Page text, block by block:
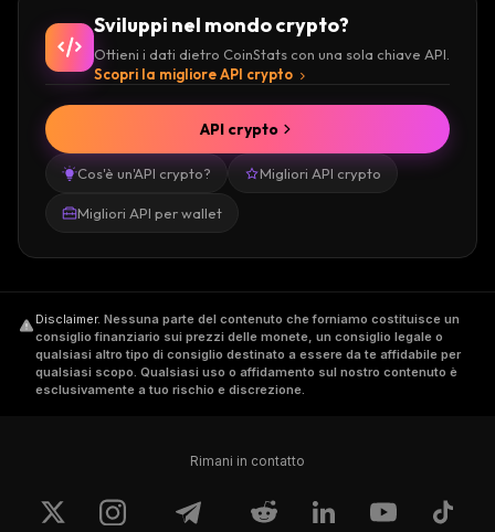
Sviluppi nel mondo crypto?
Ottieni i dati dietro CoinStats con una sola chiave API.
Scopri la migliore API crypto
Cos'è un'API crypto? Migliori API crypto
Migliori API per wallet
API crypto
Disclaimer. Nessuna parte del contenuto che forniamo costituisce un
consiglio finanziario sui prezzi delle monete, un consiglio legale o
qualsiasi altro tipo di consiglio destinato a essere da te affidabile per
qualsiasi scopo. Qualsiasi uso o affidamento sul nostro contenuto è
esclusivamente a tuo rischio e discrezione.
Rimani in contatto